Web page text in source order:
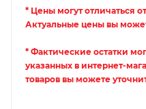
* Цены могут отличаться
Актуальные цены вы
* Фактические остатки
указанных в интернет-
товаров вы можете